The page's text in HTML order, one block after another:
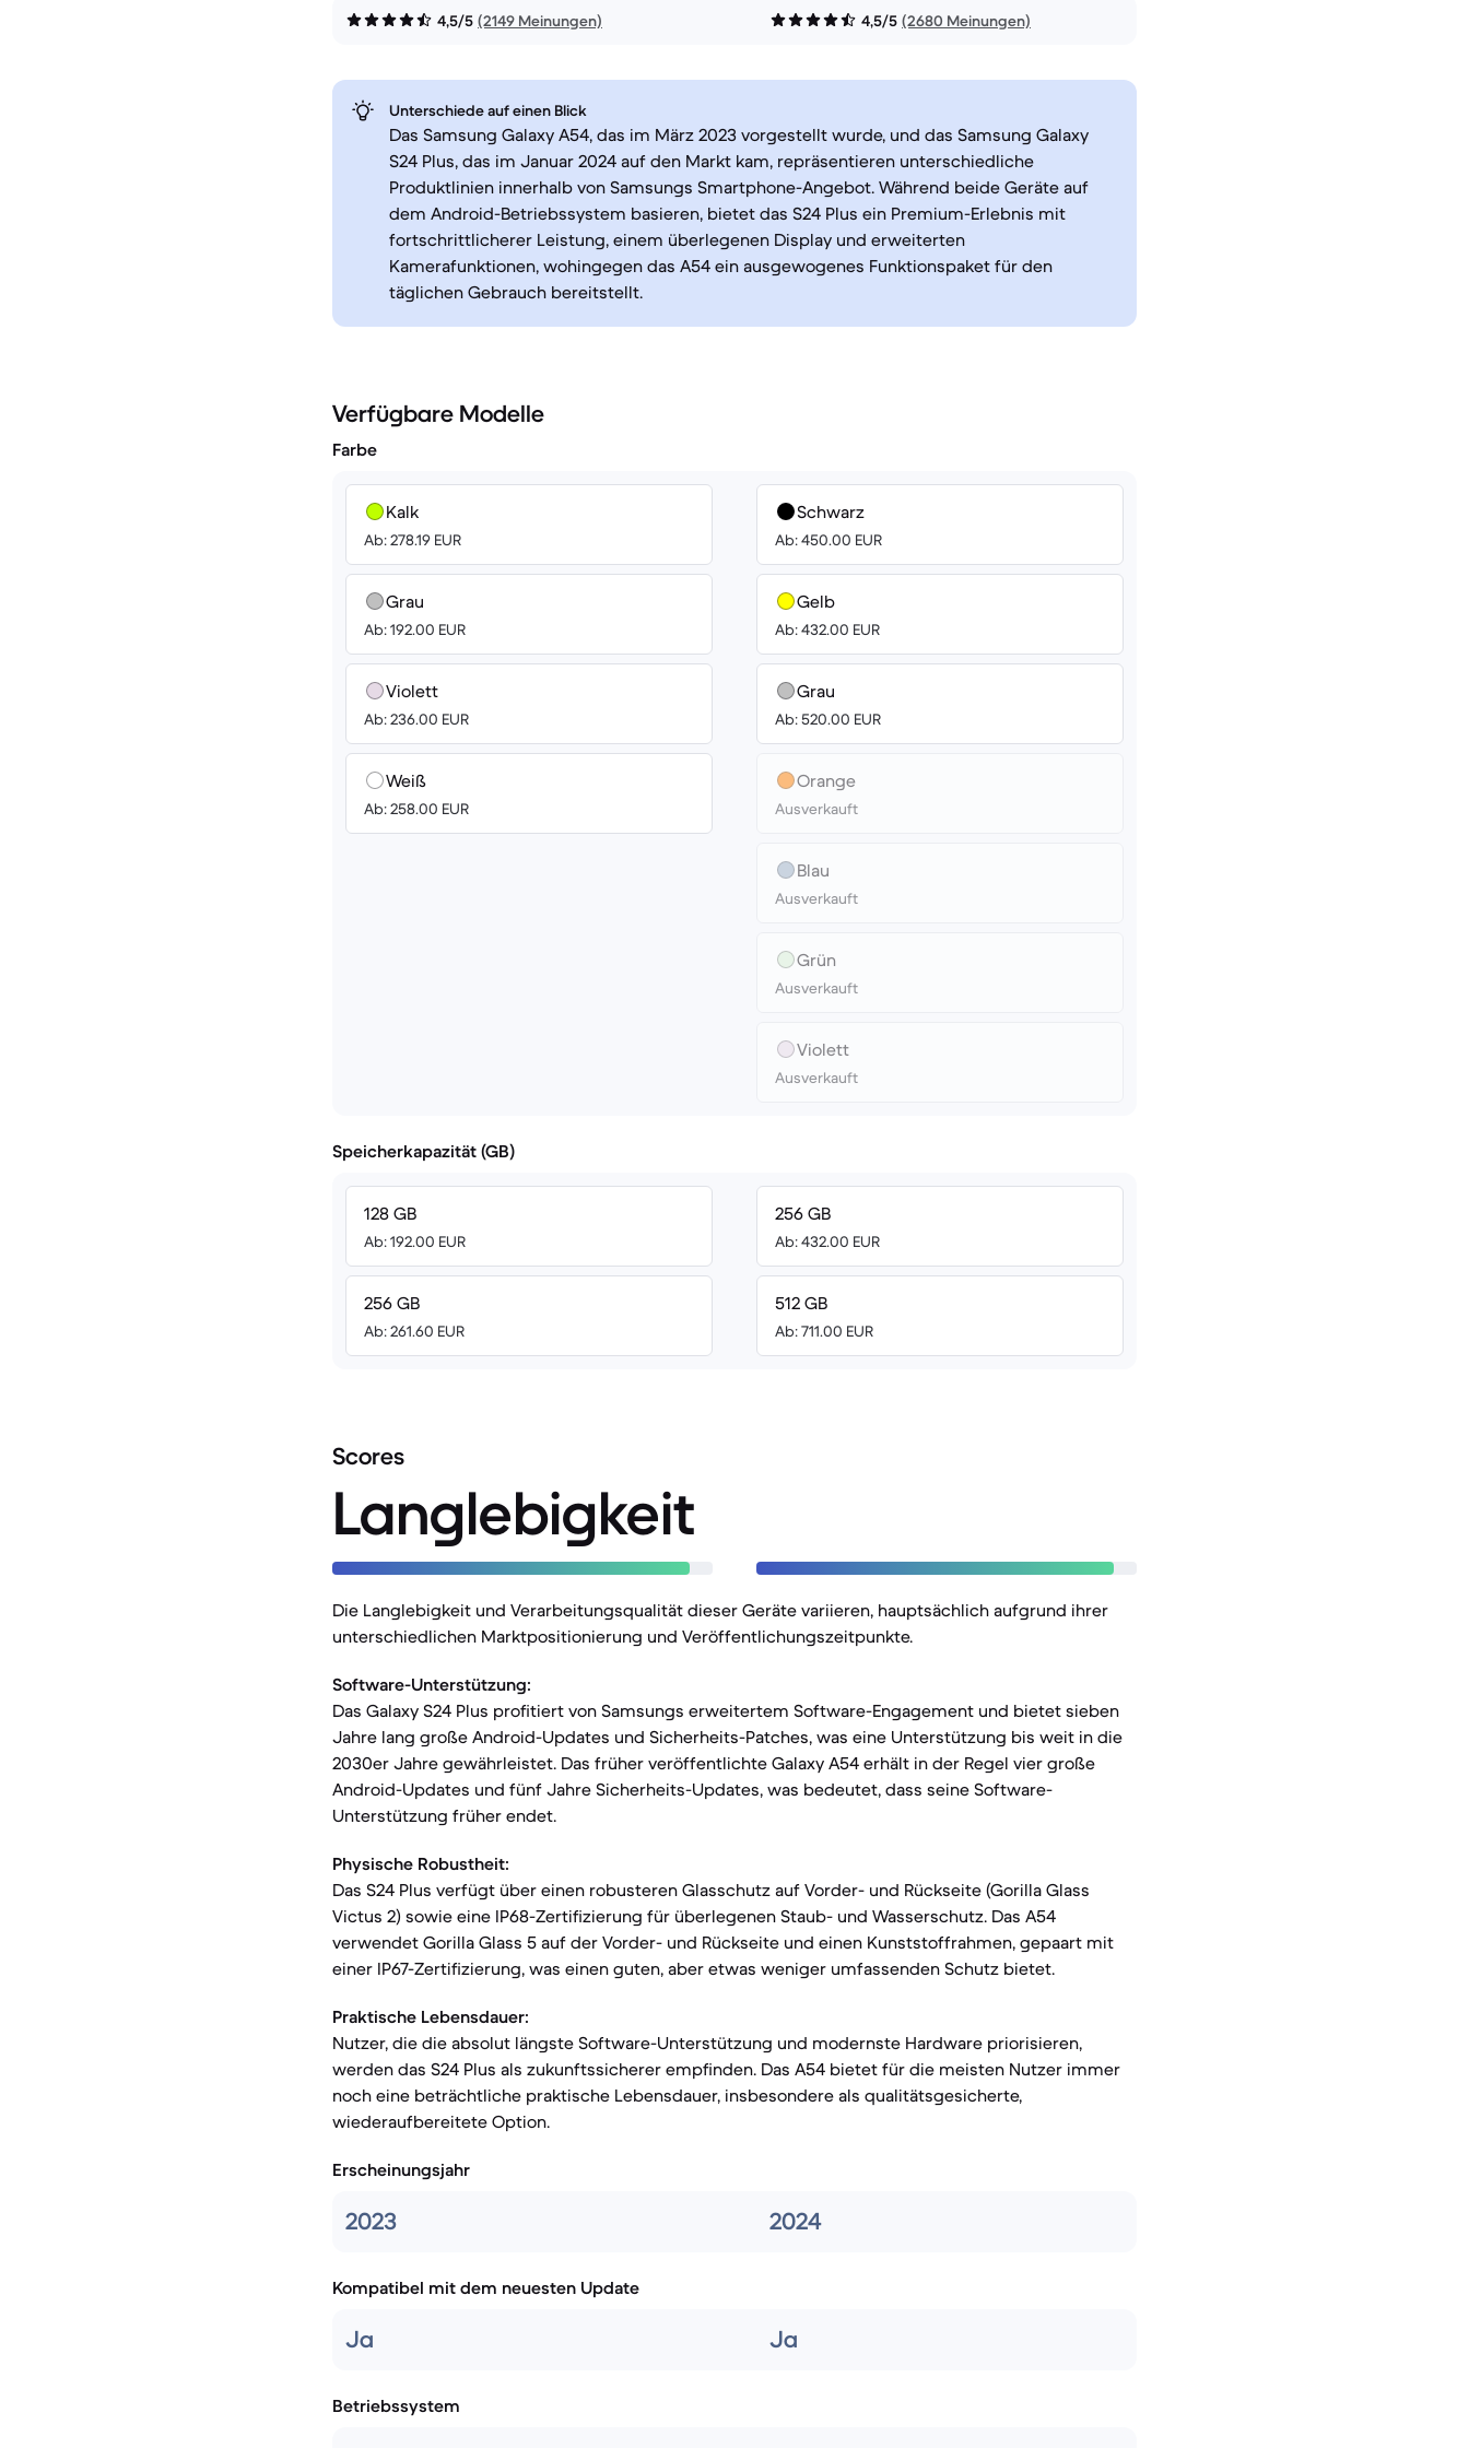
4,5/5 (2149 Meinungen) 4,5/5 (2680 Meinungen)
Unterschiede auf einen Blick
Das Samsung Galaxy A54, das im März 2023 vorgestellt wurde, und das Samsung Galaxy
S24 Plus, das im Januar 2024 auf den Markt kam, repräsentieren unterschiedliche
Produktlinien innerhalb von Samsungs Smartphone-Angebot. Während beide Geräte auf
dem Android-Betriebssystem basieren, bietet das S24 Plus ein Premium-Erlebnis mit
fortschrittlicherer Leistung, einem überlegenen Display und erweiterten
Kamerafunktionen, wohingegen das A54 ein ausgewogenes Funktionspaket für den
täglichen Gebrauch bereitstellt.
Verfügbare Modelle
Farbe
Kalk
Ab: 278.19 EUR
Grau
Ab: 192.00 EUR
Violett
Ab: 236.00 EUR
Weiß
Ab: 258.00 EUR
Schwarz
Ab: 450.00 EUR
Gelb
Ab: 432.00 EUR
Grau
Ab: 520.00 EUR
Orange
Ausverkauft
Blau
Ausverkauft
Grün
Ausverkauft
Violett
Ausverkauft
Speicherkapazität (GB)
128 GB
Ab: 192.00 EUR
256 GB
Ab: 261.60 EUR
256 GB
Ab: 432.00 EUR
512 GB
Ab: 711.00 EUR
Scores
Langlebigkeit
Die Langlebigkeit und Verarbeitungsqualität dieser Geräte variieren, hauptsächlich aufgrund ihrer
unterschiedlichen Marktpositionierung und Veröffentlichungszeitpunkte.
Software-Unterstützung:
Das Galaxy S24 Plus profitiert von Samsungs erweitertem Software-Engagement und bietet sieben
Jahre lang große Android-Updates und Sicherheits-Patches, was eine Unterstützung bis weit in die
2030er Jahre gewährleistet. Das früher veröffentlichte Galaxy A54 erhält in der Regel vier große
Android-Updates und fünf Jahre Sicherheits-Updates, was bedeutet, dass seine Software-
Unterstützung früher endet.
Physische Robustheit:
Das S24 Plus verfügt über einen robusteren Glasschutz auf Vorder- und Rückseite (Gorilla Glass
Victus 2) sowie eine IP68-Zertifizierung für überlegenen Staub- und Wasserschutz. Das A54
verwendet Gorilla Glass 5 auf der Vorder- und Rückseite und einen Kunststoffrahmen, gepaart mit
einer IP67-Zertifizierung, was einen guten, aber etwas weniger umfassenden Schutz bietet.
Praktische Lebensdauer:
Nutzer, die die absolut längste Software-Unterstützung und modernste Hardware priorisieren,
werden das S24 Plus als zukunftssicherer empfinden. Das A54 bietet für die meisten Nutzer immer
noch eine beträchtliche praktische Lebensdauer, insbesondere als qualitätsgesicherte,
wiederaufbereitete Option.
Erscheinungsjahr
2023 2024
Kompatibel mit dem neuesten Update
Ja Ja
Betriebssystem